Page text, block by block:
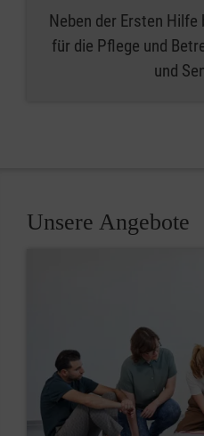
Neben der Ersten Hilfe
für die Pflege und
und
Unsere Angebote